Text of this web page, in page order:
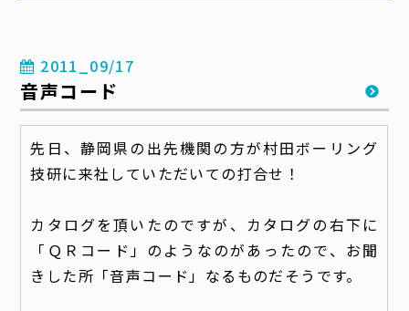
2011_09/17
音声コード
先日、静岡県の出先機関の方が村田ボーリング
技研に来社していただいての打合せ！
カタログを頂いたのですが、カタログの右下に
「ＱＲコード」のようなのがあったので、お聞
きした所「音声コード」なるものだそうです。